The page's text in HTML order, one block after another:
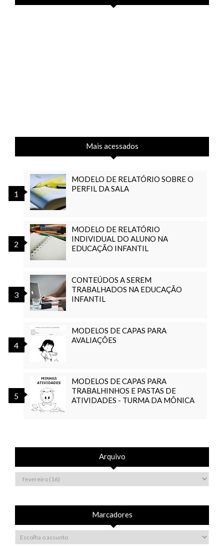
Mais acessados
MODELO DE RELATÓRIO SOBRE O
PERFIL DA SALA
MODELO DE RELATÓRIO
INDIVIDUAL DO ALUNO NA
EDUCAÇÃO INFANTIL
CONTEÚDOS A SEREM
TRABALHADOS NA EDUCAÇÃO
INFANTIL
MODELOS DE CAPAS PARA
AVALIAÇÕES
MODELOS DE CAPAS PARA
TRABALHINHOS E PASTAS DE
ATIVIDADES - TURMA DA MÔNICA
Arquivo
Marcadores